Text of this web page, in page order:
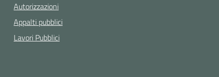
Autorizzazioni
Appalti pubblici
Lavori Pubblici